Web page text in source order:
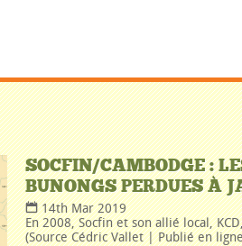
SOCFIN/CAMBODGE :
BUNONGS PERDUES À
14th Mar 2019
En 2008, Socfin et son allié local,
(Source Cédric Vallet | Publié en